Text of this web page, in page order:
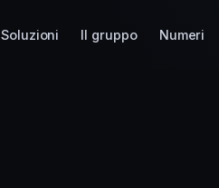
Soluzioni Il gruppo Numeri